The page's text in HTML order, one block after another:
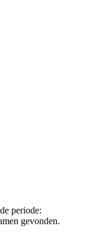
periode:
gevonden.